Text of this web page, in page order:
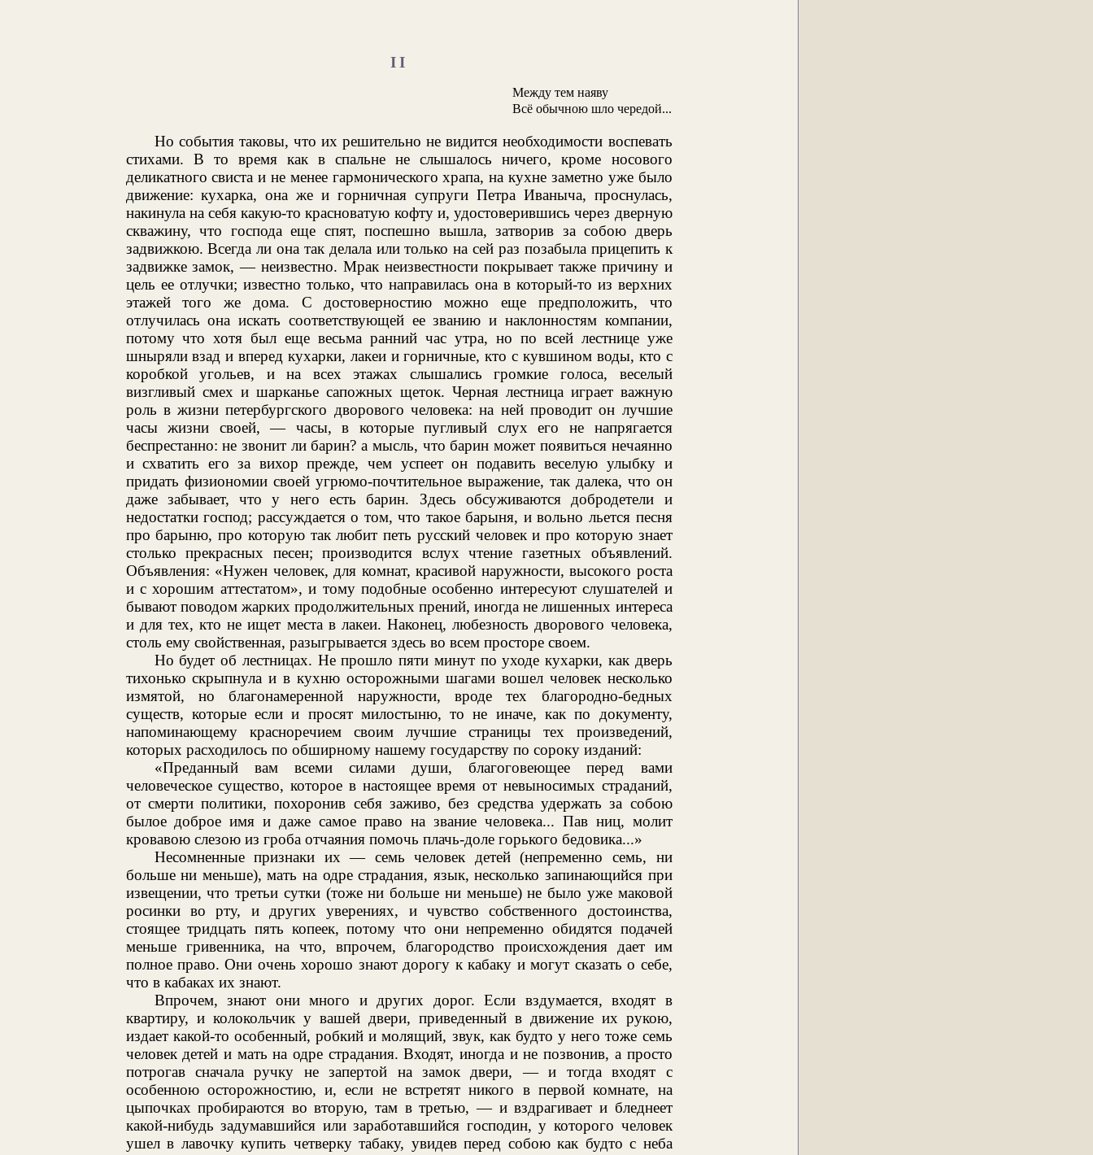
II
Между тем наяву
Всё обычною шло чередой...
Но события таковы, что их решительно не видится необходимости воспевать
стихами. В то время как в спальне не слышалось ничего, кроме носового
деликатного свиста и не менее гармонического храпа, на кухне заметно уже было
движение: кухарка, она же и горничная супруги Петра Иваныча, проснулась,
накинула на себя какую-то красноватую кофту и, удостоверившись через дверную
скважину, что господа еще спят, поспешно вышла, затворив за собою дверь
задвижкою. Всегда ли она так делала или только на сей раз позабыла прицепить к
задвижке замок, — неизвестно. Мрак неизвестности покрывает также причину и
цель ее отлучки; известно только, что направилась она в который-то из верхних
этажей того же дома. С достоверностию можно еще предположить, что
отлучилась она искать соответствующей ее званию и наклонностям компании,
потому что хотя был еще весьма ранний час утра, но по всей лестнице уже
шныряли взад и вперед кухарки, лакеи и горничные, кто с кувшином воды, кто с
коробкой угольев, и на всех этажах слышались громкие голоса, веселый
визгливый смех и шарканье сапожных щеток. Черная лестница играет важную
роль в жизни петербургского дворового человека: на ней проводит он лучшие
часы жизни своей, — часы, в которые пугливый слух его не напрягается
беспрестанно: не звонит ли барин? а мысль, что барин может появиться нечаянно
и схватить его за вихор прежде, чем успеет он подавить веселую улыбку и
придать физиономии своей угрюмо-почтительное выражение, так далека, что он
даже забывает, что у него есть барин. Здесь обсуживаются добродетели и
недостатки господ; рассуждается о том, что такое барыня, и вольно льется песня
про барыню, про которую так любит петь русский человек и про которую знает
столько прекрасных песен; производится вслух чтение газетных объявлений.
Объявления: «Нужен человек, для комнат, красивой наружности, высокого роста
и с хорошим аттестатом», и тому подобные особенно интересуют слушателей и
бывают поводом жарких продолжительных прений, иногда не лишенных интереса
и для тех, кто не ищет места в лакеи. Наконец, любезность дворового человека,
столь ему свойственная, разыгрывается здесь во всем просторе своем.
Но будет об лестницах. Не прошло пяти минут по уходе кухарки, как дверь
тихонько скрыпнула и в кухню осторожными шагами вошел человек несколько
измятой, но благонамеренной наружности, вроде тех благородно-бедных
существ, которые если и просят милостыню, то не иначе, как по документу,
напоминающему красноречием своим лучшие страницы тех произведений,
которых расходилось по обширному нашему государству по сороку изданий:
«Преданный вам всеми силами души, благоговеющее перед вами
человеческое существо, которое в настоящее время от невыносимых страданий,
от смерти политики, похоронив себя заживо, без средства удержать за собою
былое доброе имя и даже самое право на звание человека... Пав ниц, молит
кровавою слезою из гроба отчаяния помочь плачь-доле горького бедовика...»
Несомненные признаки их — семь человек детей (непременно семь, ни
больше ни меньше), мать на одре страдания, язык, несколько запинающийся при
извещении, что третьи сутки (тоже ни больше ни меньше) не было уже маковой
росинки во рту, и других уверениях, и чувство собственного достоинства,
стоящее тридцать пять копеек, потому что они непременно обидятся подачей
меньше гривенника, на что, впрочем, благородство происхождения дает им
полное право. Они очень хорошо знают дорогу к кабаку и могут сказать о себе,
что в кабаках их знают.
Впрочем, знают они много и других дорог. Если вздумается, входят в
квартиру, и колокольчик у вашей двери, приведенный в движение их рукою,
издает какой-то особенный, робкий и молящий, звук, как будто у него тоже семь
человек детей и мать на одре страдания. Входят, иногда и не позвонив, а просто
потрогав сначала ручку не запертой на замок двери, — и тогда входят с
особенною осторожностию, и, если не встретят никого в первой комнате, на
цыпочках пробираются во вторую, там в третью, — и вздрагивает и бледнеет
какой-нибудь задумавшийся или заработавшийся господин, у которого человек
ушел в лавочку купить четверку табаку, увидев перед собою как будто с неба